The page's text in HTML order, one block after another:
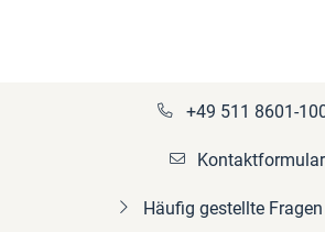
+49 511 8601-
Kontaktformular
Häufig gestellte Fragen